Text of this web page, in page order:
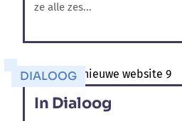
ze alle zes...
DIALOOG
In Dialoog